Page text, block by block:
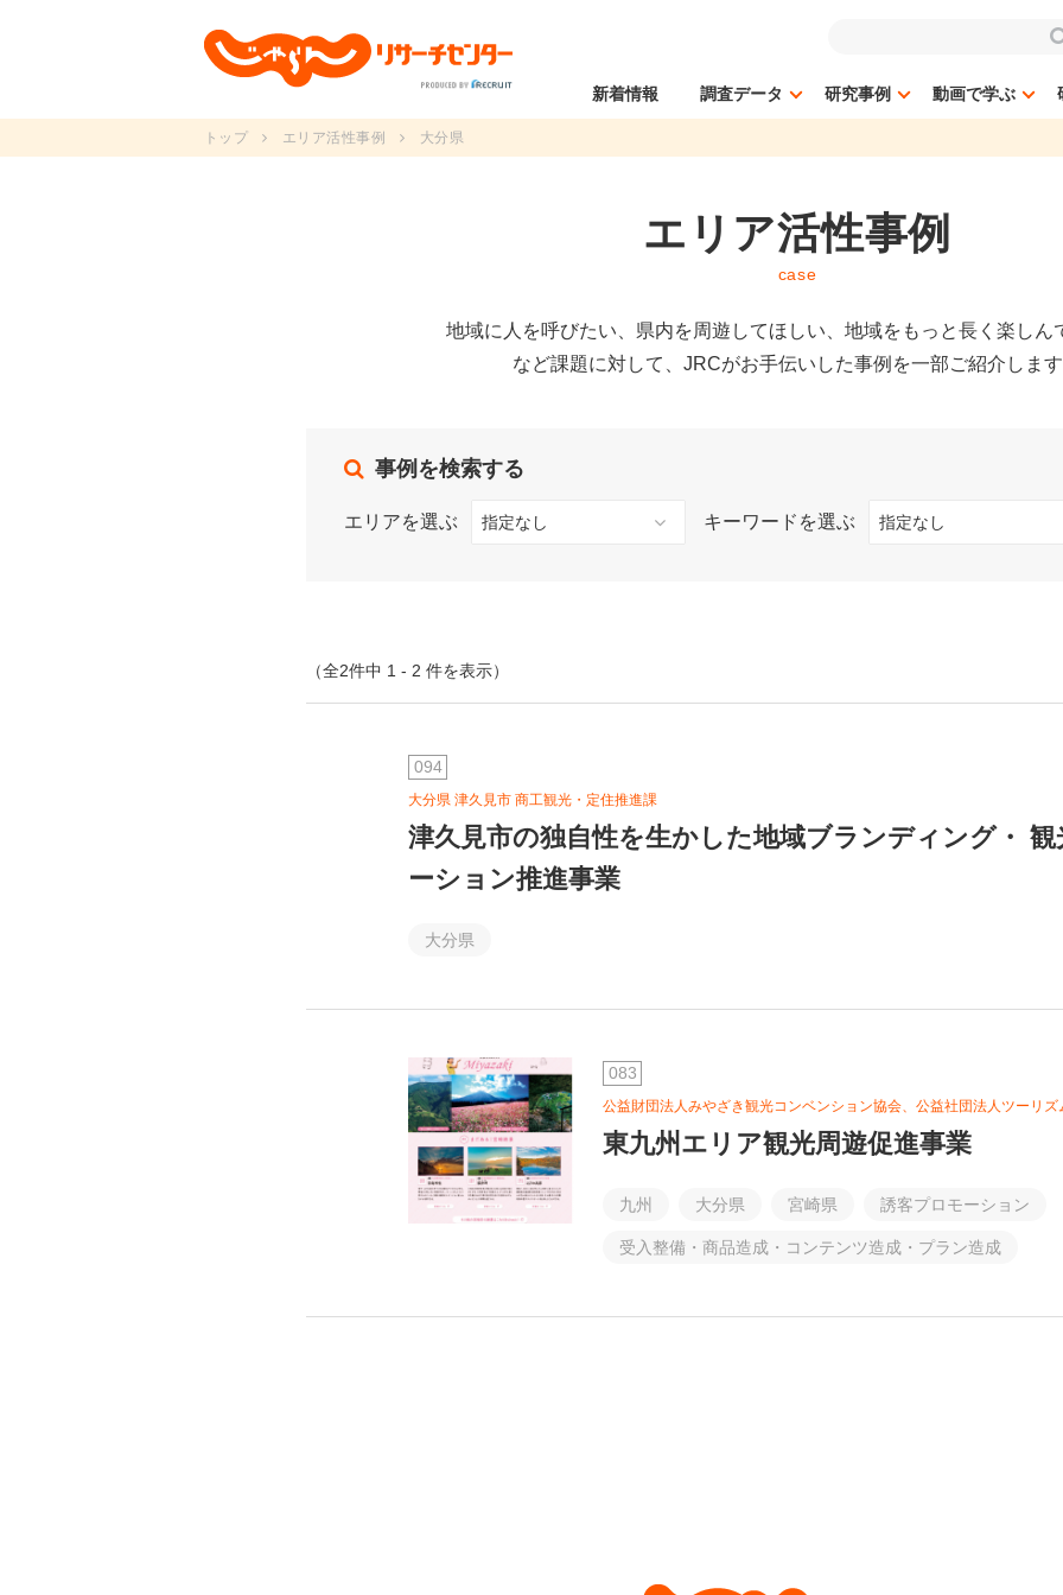
新着情報 調査データ 研究事例 動画で学ぶ
トップ エリア活性事例 大分県
エリア活性事例
case
地域に人を呼びたい、県内を周遊してほしい、地域をもっと長く楽しん
など課題に対して、JRCがお手伝いした事例を一部ご紹介しま
事例を検索する
エリアを選ぶ キーワードを選ぶ
（全2件中 1 - 2 件を表示）
094
大分県 津久見市 商工観光・定住推進課
津久見市の独自性を生かした地域ブランディング・
ーション推進事業
大分県
083
公益財団法人みやざき観光コンベンション協会、公益社団法人ツーリズ
東九州エリア観光周遊促進事業
九州 大分県 宮崎県 誘客プロモーション
受入整備・商品造成・コンテンツ造成・プラン造成